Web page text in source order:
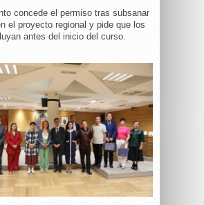
concede el permiso tras subsanar
el proyecto regional y pide que los
antes del inicio del curso.